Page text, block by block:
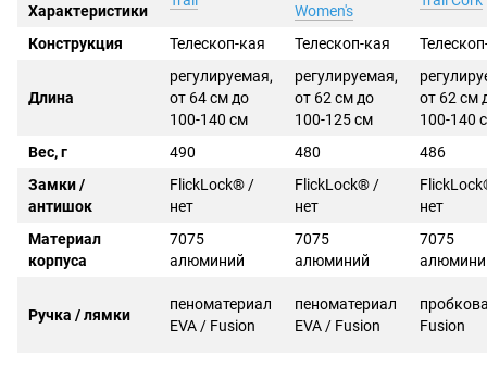
Характеристики
Women's
Конструкция Телескоп-кая Телескоп-кая
Длина
регулируемая,
от 64 см до
100-140 см
регулируемая,
от 62 см до
100-125 см
от 62 см
100-140
Вес, г
490 480
486
Замки /
антишок
FlickLock® /
нет
FlickLock® /
нет
нет
Материал
корпуса
7075
алюминий
7075
алюминий
7075
Ручка / лямки
пеноматериал
EVA / Fusion
пеноматериал
EVA / Fusion
Fusion